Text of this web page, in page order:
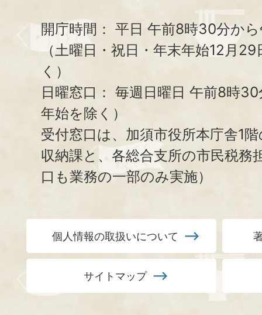
開庁時間： 平日 午前8時30分か
（土曜日・祝日・年末年始12月
く）
日曜窓口： 毎週日曜日 午前8時
年始を除く）
受付窓口は、加須市役所本庁舎1
収納課と、 各総合支所の市民税務
口も業務の一部のみ実施）
個人情報の取扱いについて
サイトマップ